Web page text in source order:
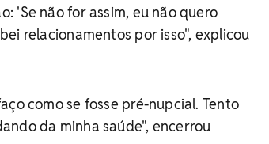
'Se não for assim, eu não quero
relacionamentos por isso", explicou
como se fosse pré-nupcial. Tento
da minha saúde", encerrou